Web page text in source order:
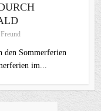
den Sommerferien
im...